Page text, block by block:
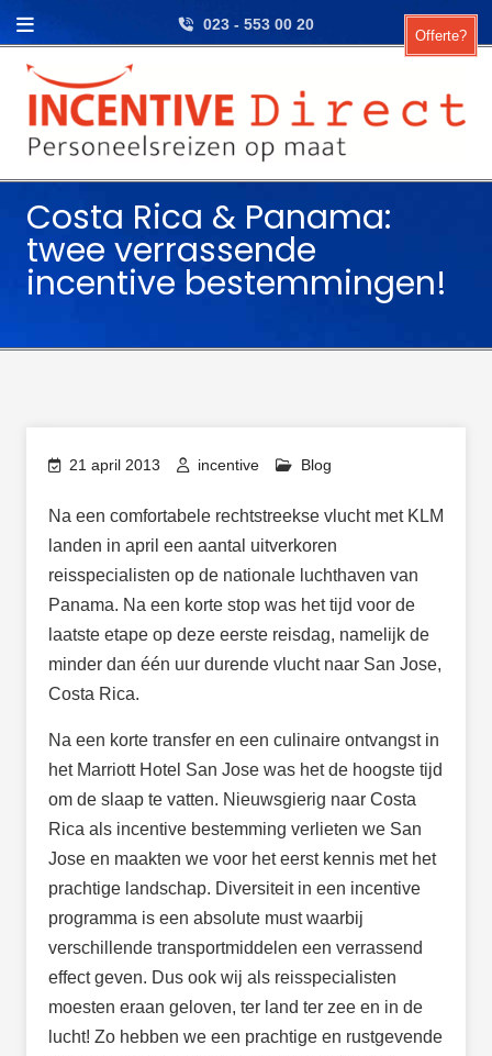
Skip to content 023 - 553 00 20
Offerte?
Costa Rica & Panama:
twee verrassende
incentive bestemmingen!
21 april 2013 incentive Blog
Na een comfortabele rechtstreekse vlucht met KLM
landen in april een aantal uitverkoren
reisspecialisten op de nationale luchthaven van
Panama. Na een korte stop was het tijd voor de
laatste etape op deze eerste reisdag, namelijk de
minder dan één uur durende vlucht naar San Jose,
Costa Rica.
Na een korte transfer en een culinaire ontvangst in
het Marriott Hotel San Jose was het de hoogste tijd
om de slaap te vatten. Nieuwsgierig naar Costa
Rica als incentive bestemming verlieten we San
Jose en maakten we voor het eerst kennis met het
prachtige landschap. Diversiteit in een incentive
programma is een absolute must waarbij
verschillende transportmiddelen een verrassend
effect geven. Dus ook wij als reisspecialisten
moesten eraan geloven, ter land ter zee en in de
lucht! Zo hebben we een prachtige en rustgevende